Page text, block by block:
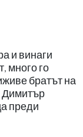
и винаги
много го
братът на
Димитър
преди